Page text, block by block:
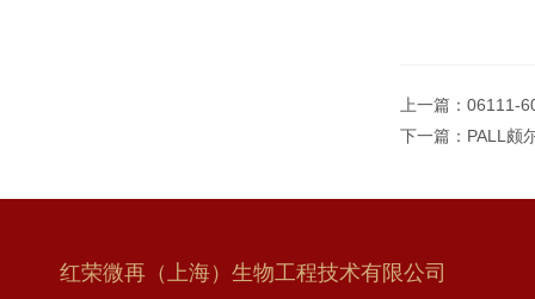
上一篇： 06111-
下一篇： PALL颇
红荣微再（上海）生物工程技术有限公司